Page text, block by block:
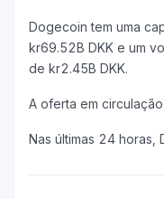
Dogecoin tem uma
kr69.52B DKK e um
de kr2.45B DKK.
A oferta em
Nas últimas 24 horas,